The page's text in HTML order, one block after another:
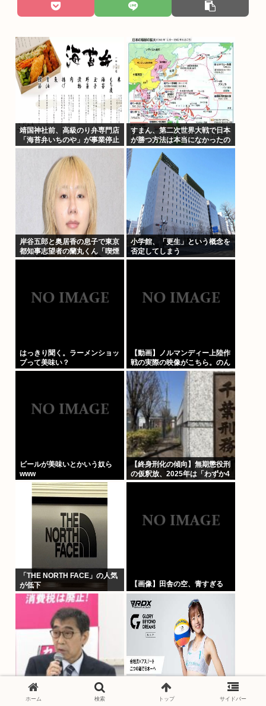
靖国神社前、高級のり弁専門店
「海苔弁いちのや」が事業停止
すまん、第二次世界大戦で日本
が勝つ方法は本当になかったの
か？
岸谷五郎と奥居香の息子で東京
都知事志望者の蘭丸くん「喫煙
者の権利が侵害されてる。俺た
小学館、「更生」という概念を
否定してしまう
はっきり聞く。ラーメンショッ
プって美味い？
【動画】ノルマンディー上陸作
戦の実際の映像がこちら。のん
びり歩いて上陸してるんだがも
しかしてプライベートライアン
って嘘？
ビールが美味いとかいう奴ら
www
【終身刑化の傾向】無期懲役刑
の仮釈放、2025年は「わずか4
人」 2024年は32人が獄中死
「THE NORTH FACE」の人気
が低下
【画像】田舎の空、青すぎる
れいわ新選組が「いのちの党」
に党名変更
女子ビーチバレー選手「我々は
純粋に競技をしてるので性的な
ホーム 検索 トップ サイドバー